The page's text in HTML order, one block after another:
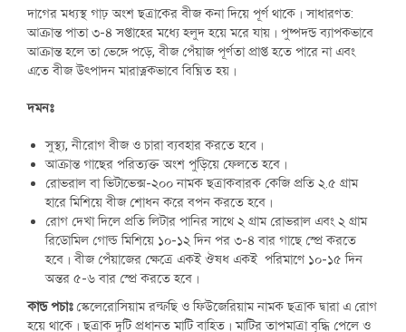
দাগের মধ্যস্থ গাঢ় অংশ ছত্রাকের বীজ কনা দিয়ে পূর্ণ থাকে। সাধারণত:
আক্রান্ত পাতা ৩-৪ সপ্তাহের মধ্যে হলুদ হয়ে মরে যায়। পুষ্পদন্ড ব্যাপকভাবে
আক্রান্ত হলে তা ভেঙ্গে পড়ে, বীজ পেঁয়াজ পূর্ণতা প্রাপ্ত হতে পারে না এবং
এতে বীজ উৎপাদন মারাত্নকভাবে বিঘ্নিত হয়।
দমনঃ
সুস্থ্য, নীরোগ বীজ ও চারা ব্যবহার করতে হবে।
আক্রান্ত গাছের পরিত্যক্ত অংশ পুড়িয়ে ফেলতে হবে।
রোভরাল বা ভিটাভেক্স-২০০ নামক ছত্রাকবারক কেজি প্রতি ২.৫ গ্রাম
হারে মিশিয়ে বীজ শোধন করে বপন করতে হবে।
রোগ দেখা দিলে প্রতি লিটার পানির সাথে ২ গ্রাম রোভরাল এবং ২ গ্রাম
রিডোমিল গোল্ড মিশিয়ে ১০-১২ দিন পর ৩-৪ বার গাছে স্প্রে করতে
হবে। বীজ পেঁয়াজের ক্ষেত্রে একই ঔষধ একই পরিমাণে ১০-১৫ দিন
অন্তর ৫-৬ বার স্প্রে করতে হবে।
কান্ড পচাঃস্কেলেরোসিয়াম রল্ফছি ও ফিউজেরিয়াম নামক ছত্রাক দ্বারা এ রোগ
হয়ে থাকে। ছত্রাক দুটি প্রধানত মাটি বাহিত। মাটির তাপমাত্রা বৃদ্ধি পেলে ও